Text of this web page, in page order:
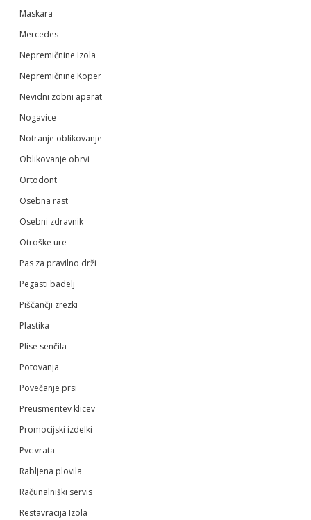
Maskara
Mercedes
Nepremičnine Izola
Nepremičnine Koper
Nevidni zobni aparat
Nogavice
Notranje oblikovanje
Oblikovanje obrvi
Ortodont
Osebna rast
Osebni zdravnik
Otroške ure
Pas za pravilno drži
Pegasti badelj
Piščančji zrezki
Plastika
Plise senčila
Potovanja
Povečanje prsi
Preusmeritev klicev
Promocijski izdelki
Pvc vrata
Rabljena plovila
Računalniški servis
Restavracija Izola